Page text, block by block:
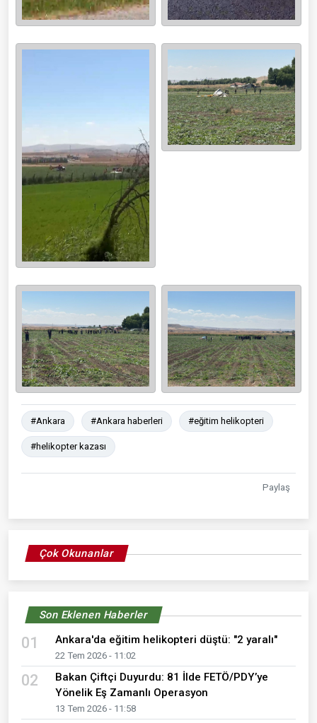
#Ankara #Ankara haberleri #eğitim helikopteri
#helikopter kazası
Paylaş
Çok Okunanlar
Son Eklenen Haberler
01 Ankara'da eğitim helikopteri düştü: "2 yaralı"
22 Tem 2026 - 11:02
02
Bakan Çiftçi Duyurdu: 81 İlde FETÖ/PDY’ye
Yönelik Eş Zamanlı Operasyon
13 Tem 2026 - 11:58